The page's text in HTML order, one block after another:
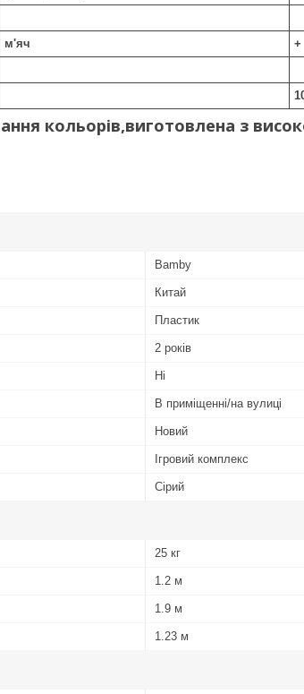
м'яч +
кольорів,виготовлена з
Bamby
Китай
Пластик
2 років
Ні
В приміщенні/на вулиці
Новий
Ігровий комплекс
Сірий
25 кг
1.2 м
1.9 м
1.23 м